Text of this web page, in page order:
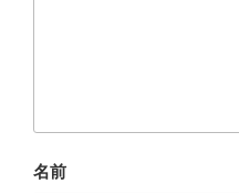
名前